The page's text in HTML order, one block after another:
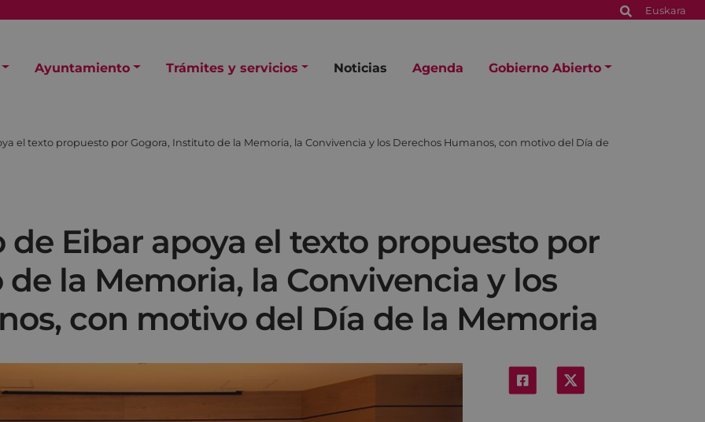
Euskara
Ayuntamiento Trámites y servicios Noticias Agenda Gobierno Abierto
el texto propuesto por Gogora, Instituto de la Memoria, la Convivencia y los Derechos Humanos, con motivo del Día de
Eibar apoya el texto propuesto por
la Memoria, la Convivencia y los
con motivo del Día de la Memoria